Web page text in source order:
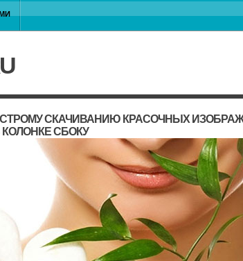
СКАЧИВАНИЮ КРАСОЧНЫХ
СБОКУ